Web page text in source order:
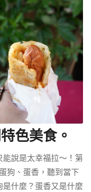
色美食。
說是太幸福拉～！第
狗、蛋香，聽到當下
什麼？蛋香又是什麼